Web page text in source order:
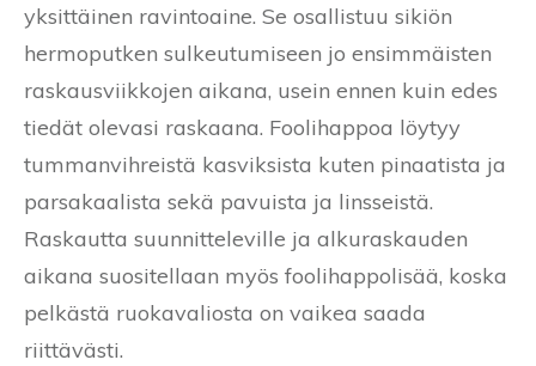
yksittäinen ravintoaine. Se osallistuu sikiön
hermoputken sulkeutumiseen jo ensimmäisten
raskausviikkojen aikana, usein ennen kuin edes
tiedät olevasi raskaana. Foolihappoa löytyy
tummanvihreistä kasviksista kuten pinaatista ja
parsakaalista sekä pavuista ja linsseistä.
Raskautta suunnitteleville ja alkuraskauden
aikana suositellaan myös foolihappolisää, koska
pelkästä ruokavaliosta on vaikea saada
riittävästi.